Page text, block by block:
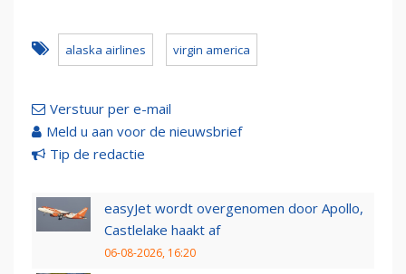
alaska airlines virgin america
Verstuur per e-mail
Meld u aan voor de nieuwsbrief
Tip de redactie
easyJet wordt overgenomen door Apollo,
Castlelake haakt af
06-08-2026, 16:20